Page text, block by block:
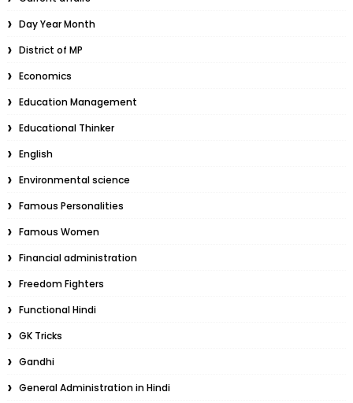
Day Year Month
District of MP
Economics
Education Management
Educational Thinker
English
Environmental science
Famous Personalities
Famous Women
Financial administration
Freedom Fighters
Functional Hindi
GK Tricks
Gandhi
General Administration in Hindi